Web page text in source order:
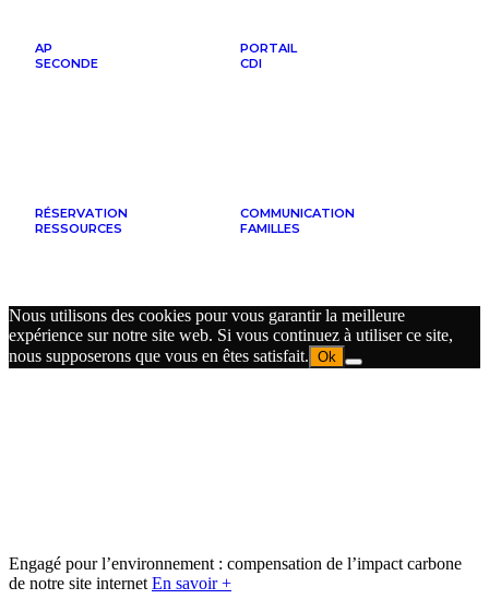
AP
SECONDE
PORTAIL
CDI
RÉSERVATION
RESSOURCES
COMMUNICATION
FAMILLES
Nous utilisons des cookies pour vous garantir la meilleure
expérience sur notre site web. Si vous continuez à utiliser ce site,
nous supposerons que vous en êtes satisfait. Ok
Engagé pour l’environnement : compensation de l’impact carbone
de notre site internet En savoir +